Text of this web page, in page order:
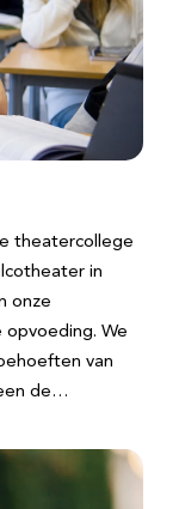
theatercollege
in
onze
opvoeding. We
van
de…